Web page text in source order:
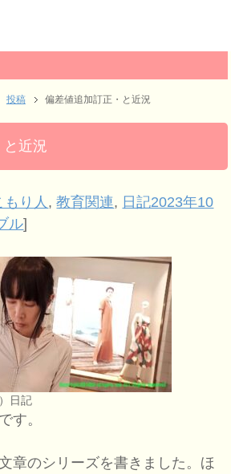
投稿 偏差値追加訂正・と近況
近況
もり人 ,教育関連, 日記2023年10
ル]
日記
す。
章のシリーズを書きました。ほ